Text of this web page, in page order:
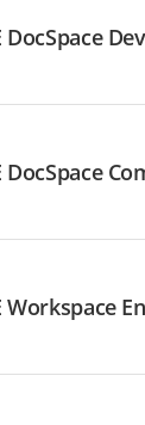
DocSpace
DocSpace
Workspace